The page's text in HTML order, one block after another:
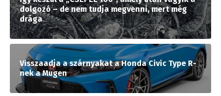
dolgozó – de nem tudja megvenni, mert még
drága
Visszaadja a szárnyakat a Honda Civic Type R-
nek a Mugen